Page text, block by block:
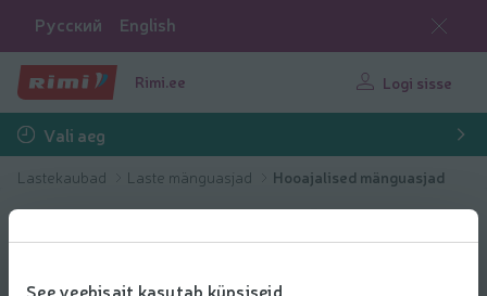
See veebisait kasutab küpsiseid
Русский English
Rimi.ee Logi sisse
Vali aeg
Lastekaubad Laste mänguasjad Hooajalised mänguasjad